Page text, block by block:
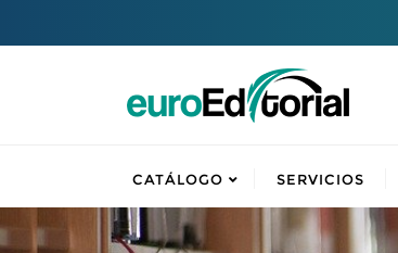
CATÁLOGO SERVICIOS